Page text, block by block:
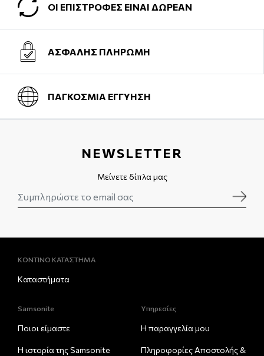
ΟΙ ΕΠΙΣΤΡΟΦΕΣ ΕΙΝΑΙ ΔΩΡΕΑΝ
ΑΣΦΑΛΗΣ ΠΛΗΡΩΜΗ
ΠΑΓΚΟΣΜΙΑ ΕΓΓΥΗΣΗ
NEWSLETTER
Μείνετε δίπλα μας
ΚΟΝΤΙΝΟ ΚΑΤΑΣΤΗΜΑ
Καταστήματα
Samsonite
Ποιοι είμαστε
Η ιστορία της Samsonite
Υπηρεσίες
Η παραγγελία μου
Πληροφορίες Αποστολής &